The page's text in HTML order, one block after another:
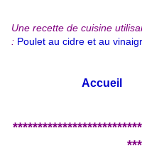
Une recette de cuisine
: Poulet au cidre et au
Accueil